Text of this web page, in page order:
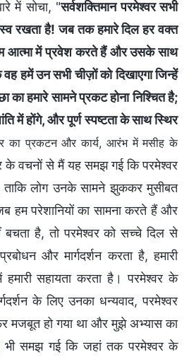
में सोचा, "सर्वशक्तिमान परमेश्वर सभी
रखता है! जब तक हमारे दिल हर वक्त
में प्रवेश करते हैं और उसके साथ
हमें उन सभी चीज़ों को दिखाएगा जिन्हें
का हमारे सामने प्रकट होना निश्चित है;
में होंगे, और पूर्ण स्पष्टता के साथ स्थिर
का प्रकटन और कार्य, आरंभ में मसीह के
के वचनों से मैं यह समझ गई कि परमेश्वर
लोग उनके सामने झुककर मुसीबत
परेशानियों का सामना करते हैं और
बचता है, तो परमेश्वर को सच्चे दिल से
और मार्गदर्शन करता है, हमारी
सहायता करता है। परमेश्वर के
के लिए उनका धन्यवाद, परमेश्वर
मजबूत हो गया था और मुझे अभ्यास का
भी समझ गई कि जहां तक परमेश्वर के